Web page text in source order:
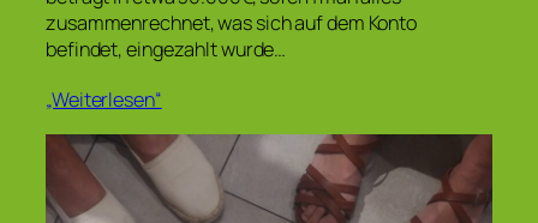
zusammenrechnet, was sich auf dem Konto
befindet, eingezahlt wurde…
„Weiterlesen“